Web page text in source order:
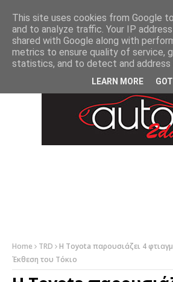
Home TRD
Η Toyota παρουσιάζει 4
Έκθεση του Τόκιο
This site uses cookies from Google
and to analyze traffic. Your IP
shared with Google along with
metrics to ensure quality of service,
statistics, and to detect and address
LEARN MORE